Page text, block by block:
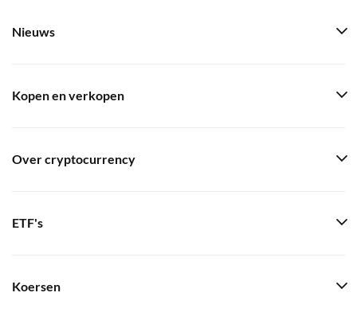
Nieuws
Kopen en verkopen
Over cryptocurrency
ETF's
Koersen